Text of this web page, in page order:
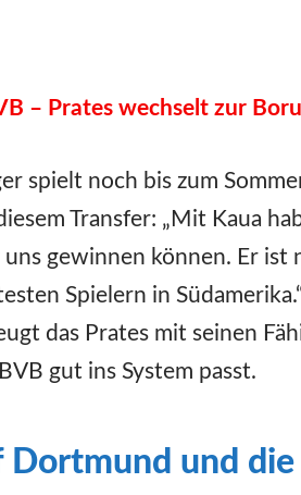
– Prates wechselt zur
spielt noch bis zum
Transfer: „Mit Kaua
gewinnen können. Er ist
Spielern in
das Prates mit seinen
gut ins System passt.
Dortmund und die